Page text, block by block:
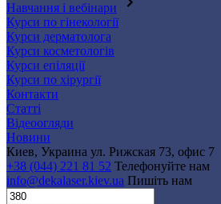
Навчання і вебінари
Курси по гінекології
Курси дерматолога
Курси косметологів
Курси епіляції
Курси по хірургії
Контакти
Статті
Відеоогляди
Новини
Киев, Украина ул. Рижская 73, офис 7
+38 (044) 221 81 52 Телефонуйте нам
info@dekalaser.kiev.ua Пишіть нам